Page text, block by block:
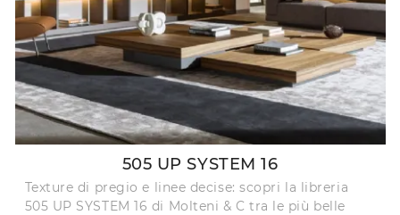
505 UP SYSTEM 16
Texture di pregio e linee decise: scopri la libreria
505 UP SYSTEM 16 di Molteni & C tra le più belle